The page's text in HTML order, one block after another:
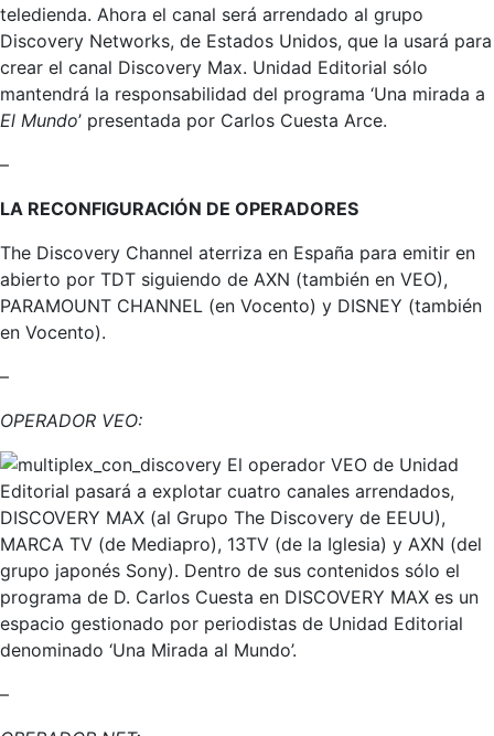
teledienda. Ahora el canal será arrendado al grupo
Discovery Networks, de Estados Unidos, que la usará para
crear el canal Discovery Max. Unidad Editorial sólo
mantendrá la responsabilidad del programa ‘Una mirada a
El Mundo’ presentada por Carlos Cuesta Arce.
–
LA RECONFIGURACIÓN DE OPERADORES
The Discovery Channel aterriza en España para emitir en
abierto por TDT siguiendo de AXN (también en VEO),
PARAMOUNT CHANNEL (en Vocento) y DISNEY (también
en Vocento).
–
OPERADOR VEO:
El operador VEO de Unidad
Editorial pasará a explotar cuatro canales arrendados,
DISCOVERY MAX (al Grupo The Discovery de EEUU),
MARCA TV (de Mediapro), 13TV (de la Iglesia) y AXN (del
grupo japonés Sony). Dentro de sus contenidos sólo el
programa de D. Carlos Cuesta en DISCOVERY MAX es un
espacio gestionado por periodistas de Unidad Editorial
denominado ‘Una Mirada al Mundo’.
–